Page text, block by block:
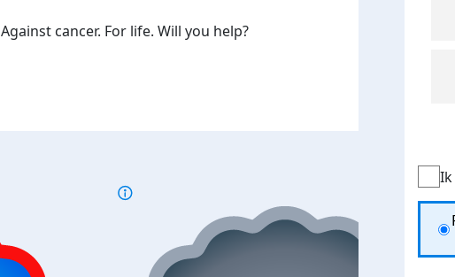
cancer. For life. Will you help?